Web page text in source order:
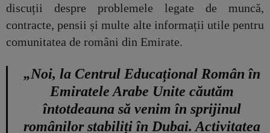
discuții despre problemele legate de muncă,
contracte, pensii și multe alte informații utile pentru
comunitatea de români din Emirate.
„Noi, la Centrul Educațional Român în
Emiratele Arabe Unite căutăm
întotdeauna să venim în sprijinul
românilor stabiliți în Dubai. Activitatea